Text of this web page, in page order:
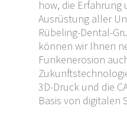
how, die Erfahrung
Ausrüstung aller
Rübeling-Dental-
können wir Ihnen
Funkenerosion
3D-Druck und die
Basis von digitalen